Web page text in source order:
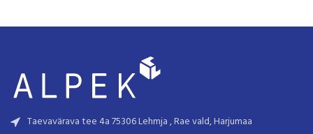
Taevavärava tee 4a 75306 Lehmja , Rae vald, Harjumaa